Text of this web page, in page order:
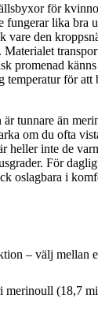
för
fungerar lika bra
vare den
Materialet
promenad
temperatur för att
tunnare än
om du ofta
heller inte de
För
oslagbara i
– välj mellan
(18,7